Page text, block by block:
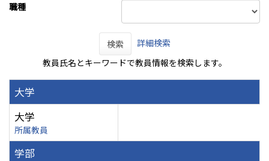
職種
検索
詳細検索
教員氏名とキーワードで教員情報を検索します。
大学
大学
所属教員
学部